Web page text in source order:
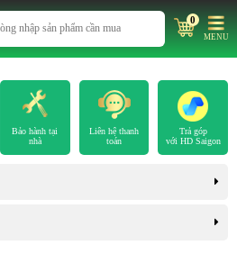
0
MENU
Bảo hành tại
nhà
Liên hệ thanh
toán
Trả góp
với HD Saigon